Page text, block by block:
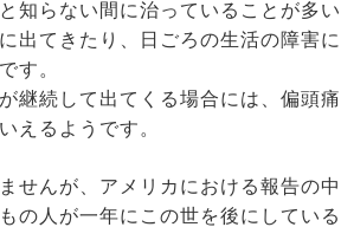
知らない間に治っていることが多い
出てきたり、日ごろの生活の障害に
す。
継続して出てくる場合には、偏頭痛
えるようです。
せんが、アメリカにおける報告の中
の人が一年にこの世を後にしている